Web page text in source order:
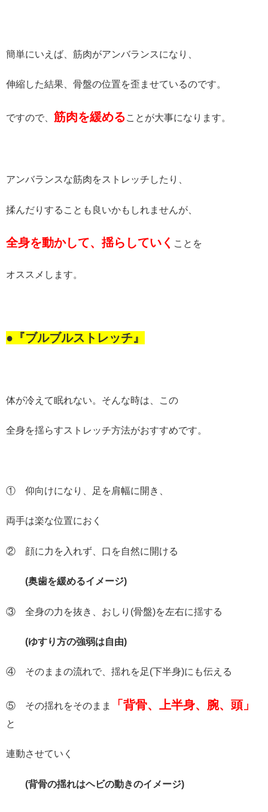
簡単にいえば、筋肉がアンバランスになり、
伸縮した結果、骨盤の位置を歪ませているのです。
ですので、 筋肉を緩めることが大事になります。
アンバランスな筋肉をストレッチしたり、
揉んだりすることも良いかもしれませんが、
全身を動かして、揺らしていく ことを
オススメします。
●『ブルブルストレッチ』
体が冷えて眠れない。そんな時は、この
全身を揺らすストレッチ方法がおすすめです。
① 仰向けになり、足を肩幅に開き、
両手は楽な位置におく
② 顔に力を入れず、口を自然に開ける
(奥歯を緩めるイメージ)
③ 全身の力を抜き、おしり(骨盤)を左右に揺する
(ゆすり方の強弱は自由)
④ そのままの流れで、揺れを足(下半身)にも伝える
⑤ その揺れをそのまま 「背骨、上半身、腕、頭」
と
連動させていく
(背骨の揺れはヘビの動きのイメージ)